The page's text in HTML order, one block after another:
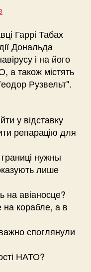
Гаррі Табах
Дональда
і на його
а також містять
Рузвельт".
у відставку
репарацію для
нужны
лише
на авіаносце?
на корабле, а в
споглянули
НАТО?